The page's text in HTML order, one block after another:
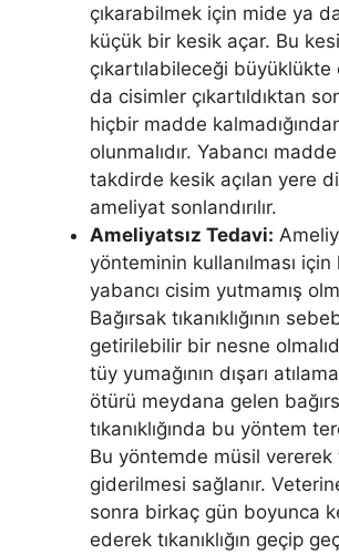
çıkarabilmek için mide ya
küçük bir kesik açar. Bu
çıkartılabileceği büyüklükte
da cisimler çıkartıldıktan
hiçbir madde
olunmalıdır. Yabancı madde
takdirde kesik açılan yere
ameliyat sonlandırılır.
Ameliyatsız Tedavi:
yönteminin kullanılması için
yabancı cisim yutmamış
Bağırsak tıkanıklığının
getirilebilir bir nesne
tüy yumağının dışarı
ötürü meydana gelen
tıkanıklığında bu yöntem
Bu yöntemde müsil vererek
giderilmesi sağlanır.
sonra birkaç gün boyunca
ederek tıkanıklığın geçip